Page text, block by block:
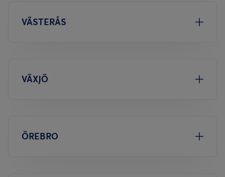
VÄSTERÅS
VÄXJÖ
ÖREBRO